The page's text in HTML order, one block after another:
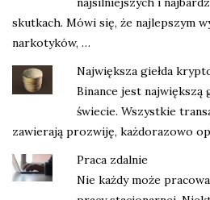
skutkach. Mówi się, że najlepszym
narkotyków, …
Największa giełda
Binance jest największą
świecie. Wszystkie
zawierają prozwiję, każdorazowo
Praca zdalnie
Nie każdy może